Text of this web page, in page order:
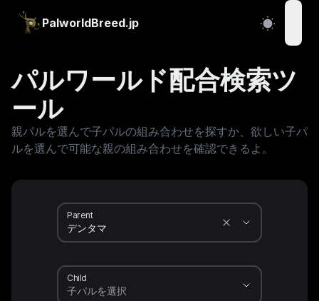
PalworldBreed.jp
パルワールド配合検索ツ
ール
親パルを選んで子パルの組み合わせを探すか、欲しい子パ
ルを選んで可能な親の組み合わせを確認できるよ。
Parent
Child